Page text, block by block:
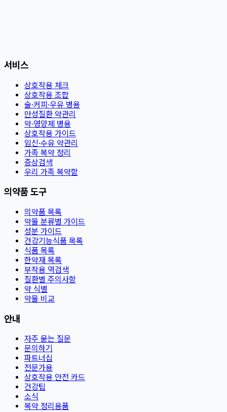
서비스
상호작용 체크
상호작용 조합
술·커피·우유 병용
만성질환 약관리
약·영양제 병용
상호작용 가이드
임신·수유 약관리
가족 복약 정리
증상검색
우리 가족 복약함
의약품 도구
의약품 목록
약물 분류별 가이드
성분 가이드
건강기능식품 목록
식품 목록
한약재 목록
부작용 역검색
질환별 주의사항
약 식별
약물 비교
안내
자주 묻는 질문
문의하기
파트너십
전문가용
상호작용 안전 카드
건강팁
소식
복약 정리용품